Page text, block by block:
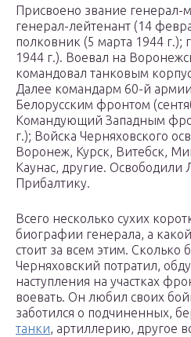
Присвоено звание генерал-
генерал-лейтенант (14
полковник (5 марта 1944
1944 г.). Воевал на
командовал танковым
Далее командарм 60-й
Белорусским фронтом
Командующий Западным
г.); Войска Черняховского
Воронеж, Курск, Витебск,
Каунас, другие.
Прибалтику.
Всего несколько сухих
биографии генерала, а
стоит за всем этим. Сколько
Черняховский потратил,
наступления на участках
воевать. Он любил своих
заботился о подчиненных,
танки, артиллерию, другое